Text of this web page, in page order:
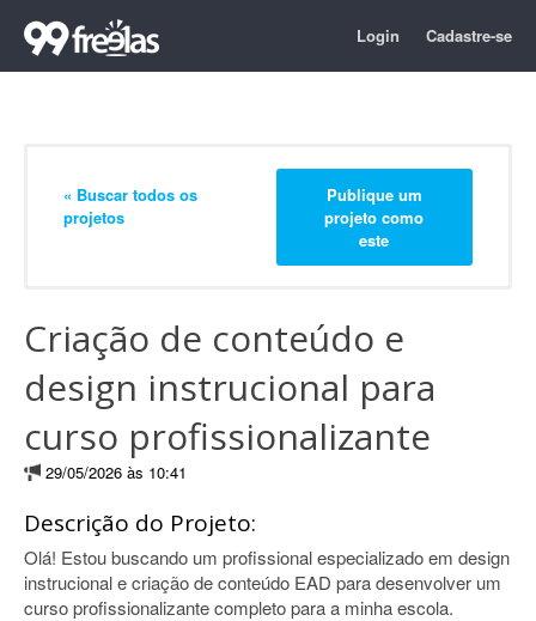
Login Cadastre-se
« Buscar todos os
projetos
Publique um
projeto como
este
Criação de conteúdo e
design instrucional para
curso profissionalizante
29/05/2026 às 10:41
Descrição do Projeto:
Olá! Estou buscando um profissional especializado em design
instrucional e criação de conteúdo EAD para desenvolver um
curso profissionalizante completo para a minha escola.